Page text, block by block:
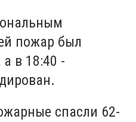
пожар был
в 18:40 -
спасли 62-